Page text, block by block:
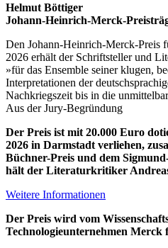
Helmut Böttiger
Johann-Heinrich-Merck-
Den Johann-Heinrich-Merck-Preis
2026 erhält der Schriftsteller und
»für das Ensemble seiner klugen,
Interpretationen der
Nachkriegszeit bis in die
Aus der Jury-Begründung
Der Preis ist mit 20.000 Euro
2026 in Darmstadt verliehen,
Büchner-Preis und dem
hält der Literaturkritiker
Weitere Informationen
Der Preis wird vom
Technologieunternehmen Merck